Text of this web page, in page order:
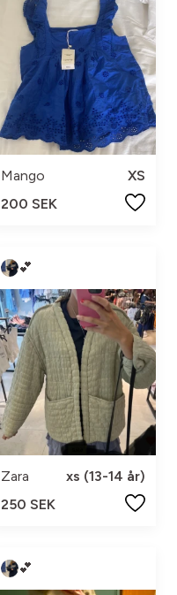
Mango
XS
200 SEK
💕
Zara
xs (13-14 år)
250 SEK
💕